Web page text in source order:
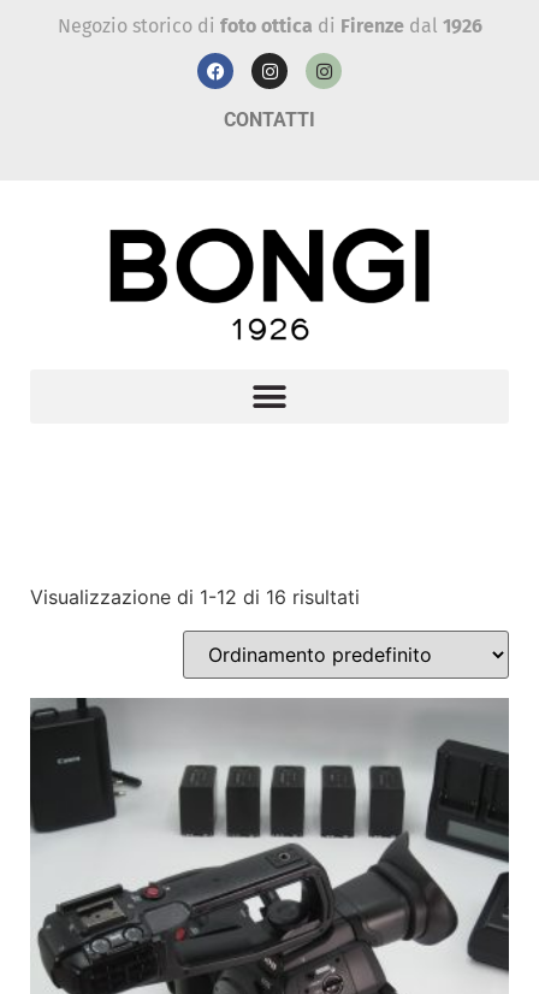
Negozio storico di foto ottica di Firenzedal 1926
CONTATTI
Visualizzazione di 1-12 di 16 risultati